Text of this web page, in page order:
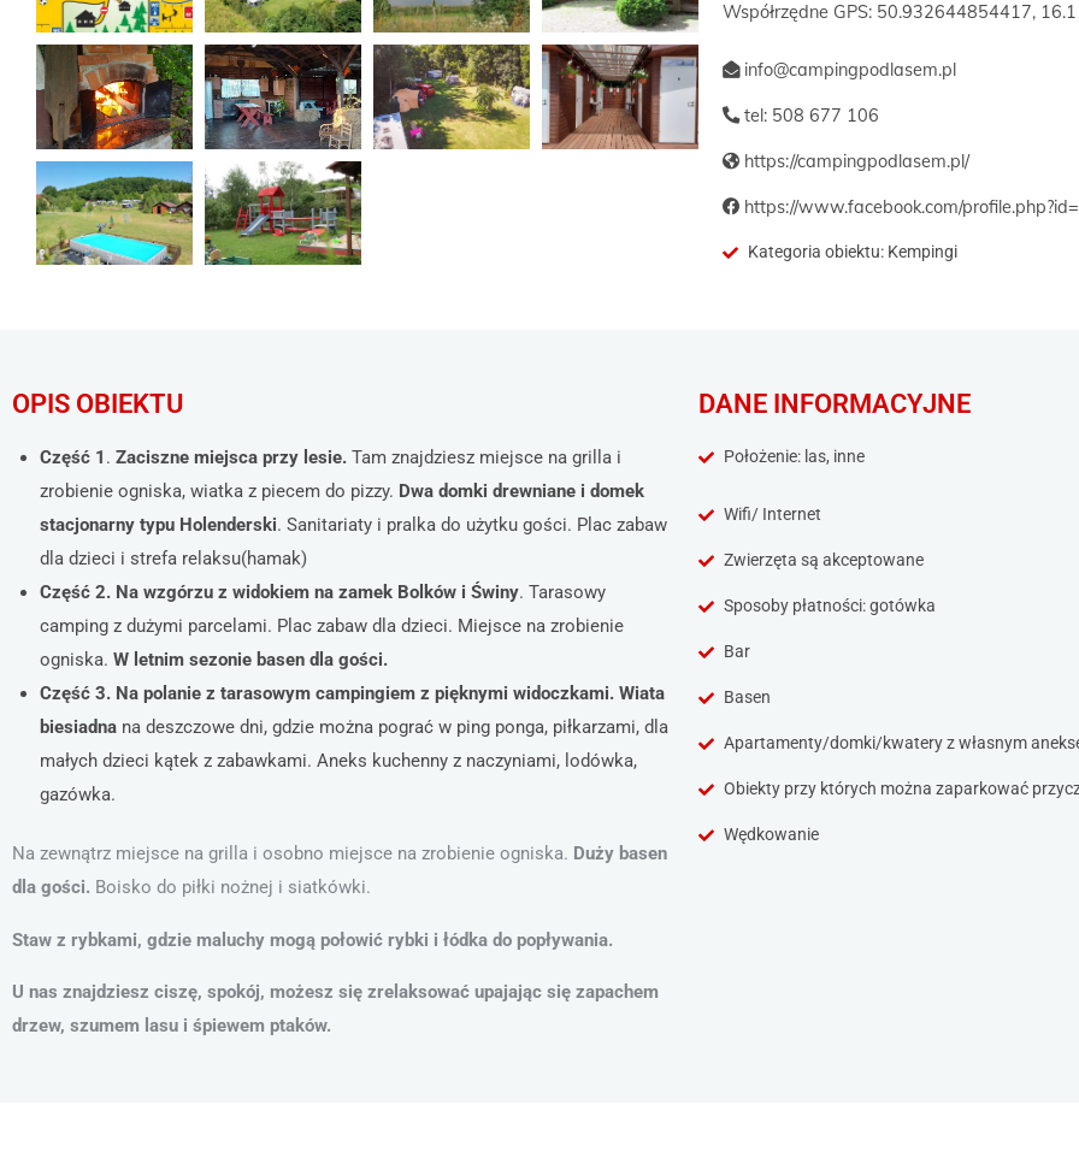
Współrzędne GPS: 50.932644854417,
info@campingpodlasem.pl
tel: 508 677 106
https://campingpodlasem.pl/
https://www.facebook.com/
Kategoria obiektu: Kempingi
OPIS OBIEKTU
Część 1 . Zaciszne miejsca przy lesie.Tam znajdziesz miejsce na grilla i
zrobienie ogniska, wiatka z piecem do pizzy. Dwa domki drewniane i domek
stacjonarny typu Holenderski. Sanitariaty i pralka do użytku gości. Plac zabaw
dla dzieci i strefa relaksu(hamak)
Część 2. Na wzgórzu z widokiem na zamek Bolków i Świny. Tarasowy
camping z dużymi parcelami. Plac zabaw dla dzieci. Miejsce na zrobienie
ogniska. W letnim sezonie basen dla gości.
Część 3. Na polanie z tarasowym campingiem z pięknymi widoczkami. Wiata
biesiadnana deszczowe dni, gdzie można pograć w ping ponga, piłkarzami, dla
małych dzieci kątek z zabawkami. Aneks kuchenny z naczyniami, lodówka,
gazówka.
Na zewnątrz miejsce na grilla i osobno miejsce na zrobienie ogniska. Duży basen
dla gości. Boisko do piłki nożnej i siatkówki.
Staw z rybkami, gdzie maluchy mogą połowić rybki i łódka do popływania.
U nas znajdziesz ciszę, spokój, możesz się zrelaksować upajając się zapachem
drzew, szumem lasu i śpiewem ptaków.
DANE INFORMACYJNE
Położenie: las, inne
Wifi/ Internet
Zwierzęta są akceptowane
Sposoby płatności: gotówka
Bar
Basen
Apartamenty/domki/kwatery z własnym
Obiekty przy których można zaparkować
Wędkowanie